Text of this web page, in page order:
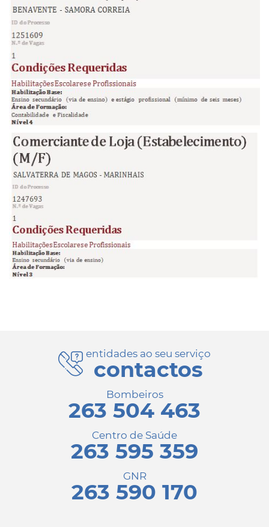
entidades ao seu serviço
contactos
Bombeiros
263 504 463
Centro de Saúde
263 595 359
GNR
263 590 170